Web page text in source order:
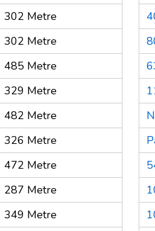
302 Metre
302 Metre
485 Metre
329 Metre
482 Metre
326 Metre
472 Metre
287 Metre
349 Metre